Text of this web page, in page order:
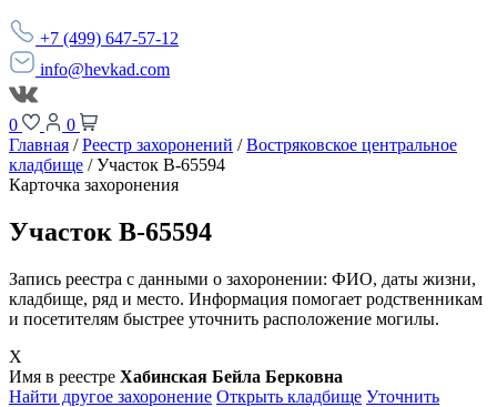
+7 (499) 647-57-12
info@hevkad.com
0
0
Главная / Реестр захоронений / Востряковское центральное
кладбище / Участок В-65594
Карточка захоронения
Участок В-65594
Запись реестра с данными о захоронении: ФИО, даты жизни,
кладбище, ряд и место. Информация помогает родственникам
и посетителям быстрее уточнить расположение могилы.
Х
Имя в реестре Хабинская Бейла Берковна
Найти другое захоронение Открыть кладбище Уточнить